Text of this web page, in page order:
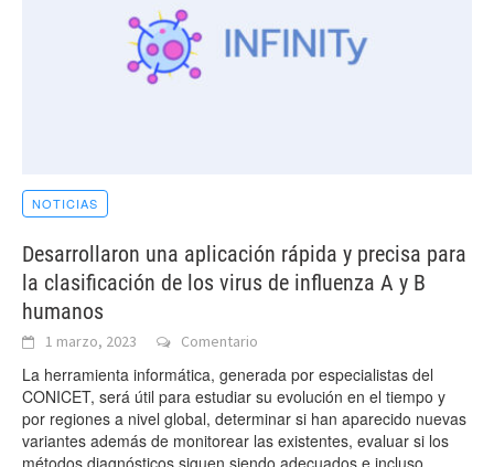
NOTICIAS
Desarrollaron una aplicación rápida y precisa para
la clasificación de los virus de influenza A y B
humanos
1 marzo, 2023 Comentario
La herramienta informática, generada por especialistas del
CONICET, será útil para estudiar su evolución en el tiempo y
por regiones a nivel global, determinar si han aparecido nuevas
variantes además de monitorear las existentes, evaluar si los